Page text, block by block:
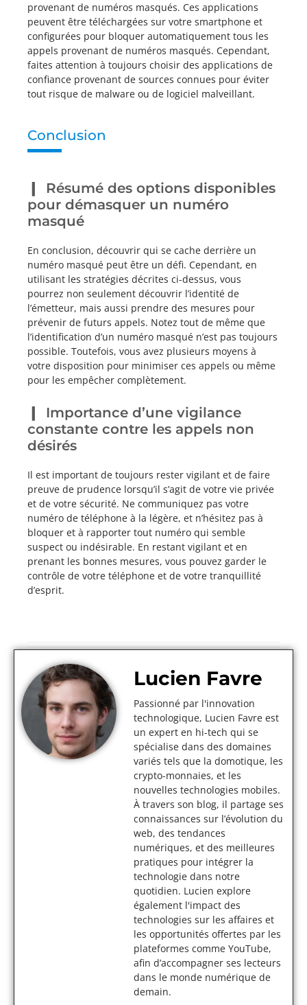
provenant de numéros masqués. Ces applications
peuvent être téléchargées sur votre smartphone et
configurées pour bloquer automatiquement tous les
appels provenant de numéros masqués. Cependant,
faites attention à toujours choisir des applications de
confiance provenant de sources connues pour éviter
tout risque de malware ou de logiciel malveillant.
Conclusion
Résumé des options disponibles
pour démasquer un numéro
masqué
En conclusion, découvrir qui se cache derrière un
numéro masqué peut être un défi. Cependant, en
utilisant les stratégies décrites ci-dessus, vous
pourrez non seulement découvrir l’identité de
l’émetteur, mais aussi prendre des mesures pour
prévenir de futurs appels. Notez tout de même que
l’identification d’un numéro masqué n’est pas toujours
possible. Toutefois, vous avez plusieurs moyens à
votre disposition pour minimiser ces appels ou même
pour les empêcher complètement.
Importance d’une vigilance
constante contre les appels non
désirés
Il est important de toujours rester vigilant et de faire
preuve de prudence lorsqu’il s’agit de votre vie privée
et de votre sécurité. Ne communiquez pas votre
numéro de téléphone à la légère, et n’hésitez pas à
bloquer et à rapporter tout numéro qui semble
suspect ou indésirable. En restant vigilant et en
prenant les bonnes mesures, vous pouvez garder le
contrôle de votre téléphone et de votre tranquillité
d’esprit.
Lucien Favre
Passionné par l'innovation
technologique, Lucien Favre est
un expert en hi-tech qui se
spécialise dans des domaines
variés tels que la domotique, les
crypto-monnaies, et les
nouvelles technologies mobiles.
À travers son blog, il partage ses
connaissances sur l’évolution du
web, des tendances
numériques, et des meilleures
pratiques pour intégrer la
technologie dans notre
quotidien. Lucien explore
également l'impact des
technologies sur les affaires et
les opportunités offertes par les
plateformes comme YouTube,
afin d’accompagner ses lecteurs
dans le monde numérique de
demain.